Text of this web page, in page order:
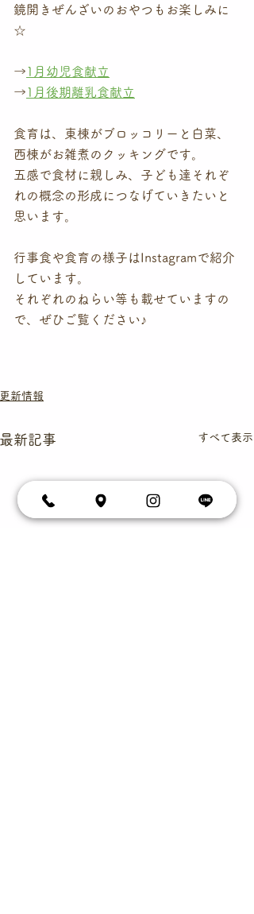
鏡開きぜんざいのおやつもお楽しみに
☆
→1月幼児食献立
→1月後期離乳食献立
食育は、東棟がブロッコリーと白菜、
西棟がお雑煮のクッキングです。
五感で食材に親しみ、子ども達それぞ
れの概念の形成につなげていきたいと
思います。
行事食や食育の様子はInstagramで紹介
しています。
それぞれのねらい等も載せていますの
で、ぜひご覧ください♪
更新情報
最新記事 すべて表示